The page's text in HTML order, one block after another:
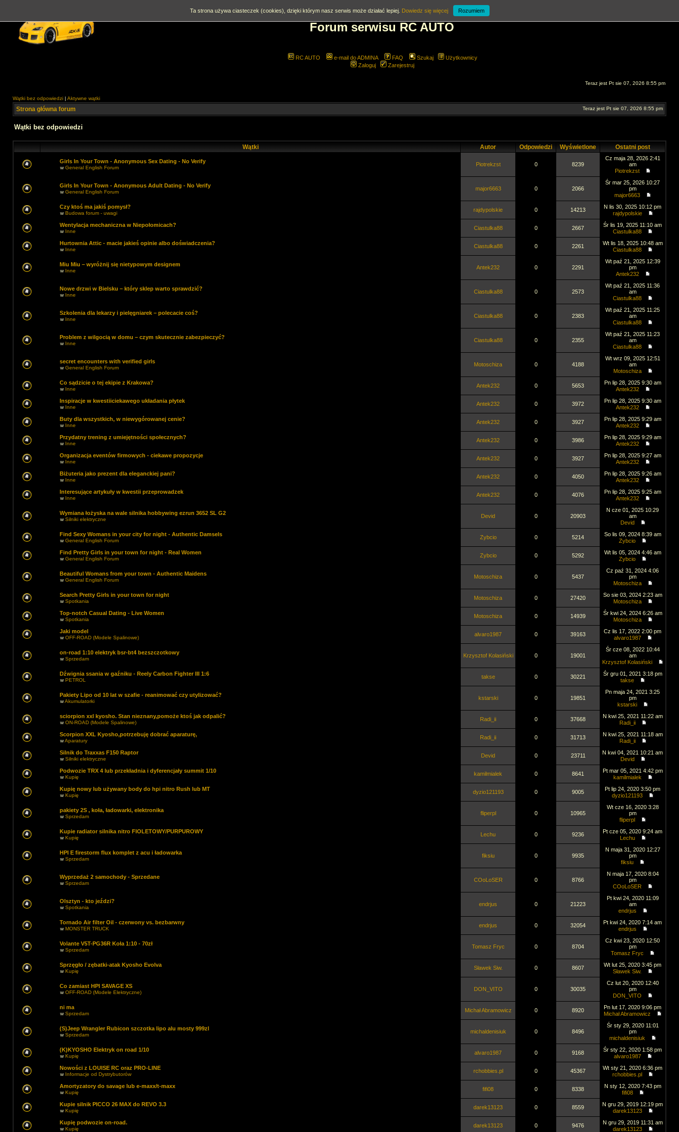
Forum serwisu RC AUTO
RC AUTO e-mail do ADMINA FAQ Szukaj
Użytkownicy
Zaloguj
Zarejestruj
Teraz jest Pt sie 07, 2026 8:55 pm
Wątki bez odpowiedzi | Aktywne wątki
Strona główna forum Teraz jest Pt sie 07, 2026 8:55 pm
Wątki bez odpowiedzi
Wątki Autor Odpowiedzi Wyświetlone Ostatni post
Girls In Your Town - Anonymous Sex Dating - No Verify
wGeneral English Forum
Piotrekzst 0 8239
Cz maja 28, 2026 2:41
am
Piotrekzst
Girls In Your Town - Anonymous Adult Dating - No Verify
wGeneral English Forum
major6663 0 2066
Śr mar 25, 2026 10:27
pm
major6663
Czy ktoś ma jakiś pomysł?
wBudowa forum - uwagi
rajdypolskie 0 14213
N lis 30, 2025 10:12 pm
rajdypolskie
Wentylacja mechaniczna w Niepołomicach?
w Inne
Ciastulka88 0 2667
Śr lis 19, 2025 11:10 am
Ciastulka88
Hurtownia Attic - macie jakieś opinie albo doświadczenia?
w Inne
Ciastulka88 0 2261
Wt lis 18, 2025 10:48 am
Ciastulka88
Miu Miu – wyróżnij się nietypowym designem
w Inne
Antek232 0 2291
Wt paź 21, 2025 12:39
pm
Antek232
Nowe drzwi w Bielsku – który sklep warto sprawdzić?
w Inne
Ciastulka88 0 2573
Wt paź 21, 2025 11:36
am
Ciastulka88
Szkolenia dla lekarzy i pielęgniarek – polecacie coś?
w Inne
Ciastulka88 0 2383
Wt paź 21, 2025 11:25
am
Ciastulka88
Problem z wilgocią w domu – czym skutecznie zabezpieczyć?
w Inne
Ciastulka88 0 2355
Wt paź 21, 2025 11:23
am
Ciastulka88
secret encounters with verified girls
wGeneral English Forum
Motoschiza 0 4188
Wt wrz 09, 2025 12:51
am
Motoschiza
Co sądzicie o tej ekipie z Krakowa?
w Inne
Antek232 0 5653
Pn lip 28, 2025 9:30 am
Antek232
Inspiracje w kwestiiciekawego układania płytek
w Inne
Antek232 0 3972
Pn lip 28, 2025 9:30 am
Antek232
Buty dla wszystkich, w niewygórowanej cenie?
w Inne
Antek232 0 3927
Pn lip 28, 2025 9:29 am
Antek232
Przydatny trening z umiejętności społecznych?
w Inne
Antek232 0 3986
Pn lip 28, 2025 9:29 am
Antek232
Organizacja eventów firmowych - ciekawe propozycje
w Inne
Antek232 0 3927
Pn lip 28, 2025 9:27 am
Antek232
Biżuteria jako prezent dla eleganckiej pani?
w Inne
Antek232 0 4050
Pn lip 28, 2025 9:26 am
Antek232
Interesujące artykuły w kwestii przeprowadzek
w Inne
Antek232 0 4076
Pn lip 28, 2025 9:25 am
Antek232
Wymiana łożyska na wale silnika hobbywing ezrun 3652 SL G2
wSilniki elektryczne
Devid 0 20903
N cze 01, 2025 10:29
am
Devid
Find Sexy Womans in your city for night - Authentic Damsels
wGeneral English Forum
Zybcio 0 5214
So lis 09, 2024 8:39 am
Zybcio
Find Pretty Girls in your town for night - Real Women
wGeneral English Forum
Zybcio 0 5292
Wt lis 05, 2024 4:46 am
Zybcio
Beautiful Womans from your town - Authentic Maidens
wGeneral English Forum
Motoschiza 0 5437
Cz paź 31, 2024 4:06
pm
Motoschiza
Search Pretty Girls in your town for night
wSpotkania
Motoschiza 0 27420
So sie 03, 2024 2:23 am
Motoschiza
Top-notch Сasual Dating - Live Women
wSpotkania
Motoschiza 0 14939
Śr kwi 24, 2024 6:26 am
Motoschiza
Jaki model
wOFF-ROAD (Modele Spalinowe)
alvaro1987 0 39163
Cz lis 17, 2022 2:00 pm
alvaro1987
on-road 1:10 elektryk bsr-bt4 bezszczotkowy
wSprzedam
Krzysztof Kolasiński 0 19001
Śr cze 08, 2022 10:44
am
Krzysztof Kolasiński
Dźwignia ssania w gaźniku - Reely Carbon Fighter III 1:6
wPETROL
takse 0 30221
Śr gru 01, 2021 3:18 pm
takse
Pakiety Lipo od 10 lat w szafie - reanimować czy utylizować?
wAkumulatorki
kstarski 0 19851
Pn maja 24, 2021 3:25
pm
kstarski
sciorpion xxl kyosho. Stan nieznany,pomoże ktoś jak odpalić?
wON-ROAD (Modele Spalinowe)
Radi_ii 0 37668
N kwi 25, 2021 11:22 am
Radi_ii
Scorpion XXL Kyosho,potrzebuję dobrać aparaturę,
wAparatury
Radi_ii 0 31713
N kwi 25, 2021 11:18 am
Radi_ii
Silnik do Traxxas F150 Raptor
wSilniki elektryczne
Devid 0 23711
N kwi 04, 2021 10:21 am
Devid
Podwozie TRX 4 lub przekładnia i dyferencjały summit 1/10
wKupię
kamilmialek 0 8641
Pt mar 05, 2021 4:42 pm
kamilmialek
Kupię nowy lub używany body do hpi nitro Rush lub MT
wKupię
dyzio121193 0 9005
Pt lip 24, 2020 3:50 pm
dyzio121193
pakiety 2S , koła, ładowarki, elektronika
wSprzedam
fliperpl 0 10965
Wt cze 16, 2020 3:28
pm
fliperpl
Kupie radiator silnika nitro FIOLETOWY/PURPUROWY
wKupię
Lechu 0 9236
Pt cze 05, 2020 9:24 am
Lechu
HPI E firestorm flux komplet z acu i ładowarka
wSprzedam
fiksiu 0 9935
N maja 31, 2020 12:27
pm
fiksiu
Wyprzedaż 2 samochody - Sprzedane
wSprzedam
COoLoSER 0 8766
N maja 17, 2020 8:04
pm
COoLoSER
Olsztyn - kto jeździ?
wSpotkania
endrjus 0 21223
Pt kwi 24, 2020 11:09
am
endrjus
Tornado Air filter Oil - czerwony vs. bezbarwny
wMONSTER TRUCK
endrjus 0 32054
Pt kwi 24, 2020 7:14 am
endrjus
Volante V5T-PG36R Koła 1:10 - 70zł
wSprzedam
Tomasz Fryc 0 8704
Cz kwi 23, 2020 12:50
pm
Tomasz Fryc
Sprzęgło / zębatki-atak Kyosho Evolva
wKupię
Sławek Siw. 0 8607
Wt lut 25, 2020 3:45 pm
Sławek Siw.
Co zamiast HPI SAVAGE XS
wOFF-ROAD (Modele Elektryczne)
DON_VITO 0 30035
Cz lut 20, 2020 12:40
pm
DON_VITO
ni ma
wSprzedam
Michał Abramowicz 0 8920
Pn lut 17, 2020 9:06 pm
Michał Abramowicz
(S)Jeep Wrangler Rubicon szczotka lipo alu mosty 999zl
wSprzedam
michaldenisiuk 0 8496
Śr sty 29, 2020 11:01
pm
michaldenisiuk
(K)KYOSHO Elektryk on road 1/10
wKupię
alvaro1987 0 9168
Śr sty 22, 2020 1:58 pm
alvaro1987
Nowości z LOUISE RC oraz PRO-LINE
w Informacje od Dystrybutorów
rchobbies.pl 0 45367
Wt sty 21, 2020 6:36 pm
rchobbies.pl
Amortyzatory do savage lub e-maxx/t-maxx
wKupię
fifi08 0 8338
N sty 12, 2020 7:43 pm
fifi08
Kupie silnik PICCO 26 MAX do REVO 3.3
wKupię
darek13123 0 8559
N gru 29, 2019 12:19 pm
darek13123
Kupię podwozie on-road.
wKupię
darek13123 0 9476
N gru 29, 2019 11:31 am
darek13123
Ta strona używa ciasteczek (cookies), dzięki którym nasz serwis może działać lepiej. Dowiedz się więcej Rozumiem